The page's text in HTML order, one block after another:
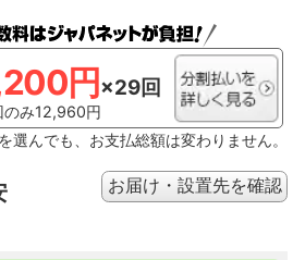
使用後の汚れを想定（メーカー調べ）。使用
ります。
※12 特許第4698721号他。
れを取り除く機能ではございません。オゾン
を感じることがあります。エアコン内部を乾
房運転を行います。そのため、室温が2～3℃
ことがあります（「冷房」/「除湿」運転
す。ご使用には電気代がかかります。
※14
る場合は、安全に十分ご注意ください。写真
エアコンやその周辺、お部屋にいる人の状
操作してください。無線LANに接続すること
す。「MyMUアプリ」を使用するために、以
円 ×29回
のみ12,960円
選んでも、お支払総額は変わりません。
お届け・設置先を確認